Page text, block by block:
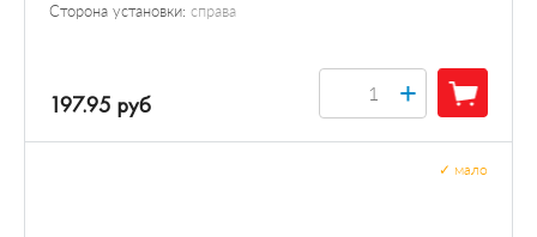
Сторона установки: справа
197.95 руб +
мало